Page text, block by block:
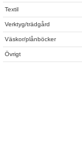
Textil
Verktyg/trädgård
Väskor/plånböcker
Övrigt